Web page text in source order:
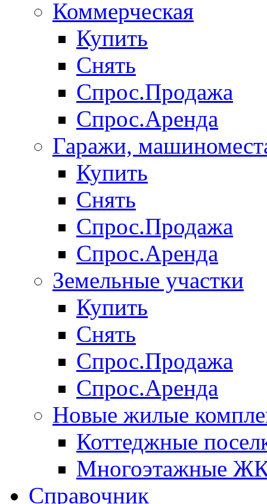
Коммерческая
Купить
Снять
Спрос.Продажа
Спрос.Аренда
Гаражи,
Купить
Снять
Спрос.Продажа
Спрос.Аренда
Земельные участки
Купить
Снять
Спрос.Продажа
Спрос.Аренда
Новые жилые
Коттеджные
Многоэтажные
Справочник